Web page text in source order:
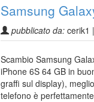
Samsung
pubblicato da: cerik1 |
Scambio Samsung
iPhone 6S 64 GB in
graffi sul display),
telefono è